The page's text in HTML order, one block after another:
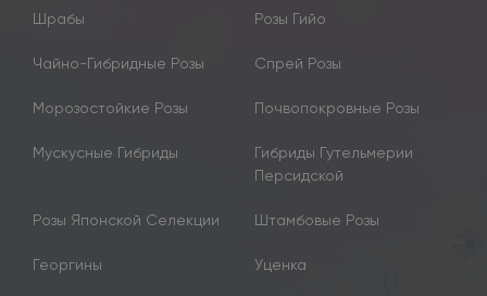
Шрабы Розы Гийо
Чайно-Гибридные Розы Спрей Розы
Морозостойкие Розы Почвопокровные Розы
Мускусные Гибриды
Гибриды Гутельмерии
Персидской
Розы Японской Селекции Штамбовые Розы
Георгины Уценка